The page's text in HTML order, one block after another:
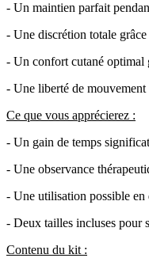
- Un maintien parfait
- Une discrétion totale
- Un confort cutané optimal
- Une liberté de
Ce que vous apprécierez :
- Un gain de temps
- Une observance
- Une utilisation possible en
- Deux tailles incluses pour
Contenu du kit :